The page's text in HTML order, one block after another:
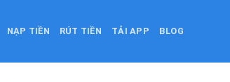
NẠP TIỀN RÚT TIỀN TẢI APP BLOG